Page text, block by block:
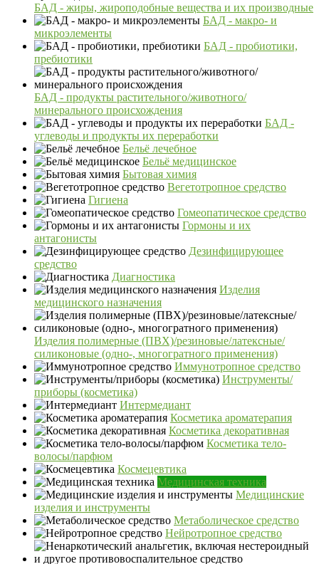
БАД - жиры, жироподобные вещества и их производные
БАД - макро- и
микроэлементы
БАД - пробиотики,
пребиотики
БАД - продукты растительного/животного/
минерального происхождения
БАД -
углеводы и продукты их переработки
Бельё лечебное
Бельё медицинское
Бытовая химия
Вегетотропное средство
Гигиена
Гомеопатическое средство
Гормоны и их
антагонисты
Дезинфицирующее
средство
Диагностика
Изделия
медицинского назначения
Изделия полимерные (ПВХ)/резиновые/латексные/
силиконовые (одно-, многогратного применения)
Иммунотропное средство
Инструменты/
приборы (косметика)
Интермедиант
Косметика ароматерапия
Косметика декоративная
Косметика тело-
волосы/парфюм
Космецевтика
Медицинская техника
Медицинские
изделия и инструменты
Метаболическое средство
Нейротропное средство